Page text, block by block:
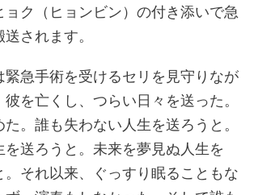
ョク（ヒョンビン）の付き添いで急
されます。
緊急手術を受けるセリを見守りなが
を亡くし、つらい日々を送った。
。誰も失わない人生を送ろうと。
を送ろうと。未来を夢見ぬ人生を
。それ以来、ぐっすり眠ることもな